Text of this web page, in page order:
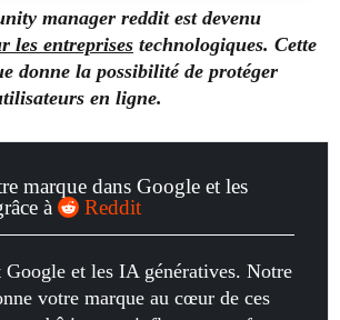
manager reddit est devenu
les entreprises technologiques. Cette
donne la possibilité de protéger
en ligne.
marque dans Google et les
à
Reddit
et les IA génératives. Notre
votre marque au cœur de ces